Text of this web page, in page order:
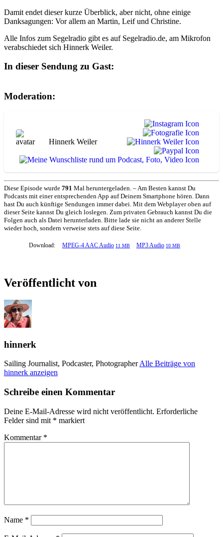
Damit endet dieser kurze Überblick, aber nicht, ohne einige
Danksagungen: Vor allem an Martin, Leif und Christine.
Alle Infos zum Segelradio gibt es auf Segelradio.de, am Mikrofon
verabschiedet sich Hinnerk Weiler.
In dieser Sendung zu Gast:
Moderation:
Hinnerk Weiler
Diese Episode wurde 791 Mal heruntergeladen. – Am Besten kannst Du
Podcasts mit einer entsprechenden App auf Deinem Smartphone hören. Dann
hast Du auch künftige Sendungen immer dabei. Mit dem Webplayer oben auf
dieser Seite kannst Du gleich loslegen. Zum privaten Gebrauch kannst Du die
Folgen auch als Datei herunterladen. Bitte lade sie nicht an anderer Stelle
wieder hoch, sondern verweise stets auf diese Seite.
Download: MPEG-4 AAC Audio 11 MB MP3 Audio 10 MB
Veröffentlicht von
hinnerk
Sailing Journalist, Podcaster, PhotographerAlle Beiträge von
hinnerk anzeigen
Schreibe einen Kommentar
Deine E-Mail-Adresse wird nicht veröffentlicht. Erforderliche
Felder sind mit * markiert
Kommentar *
Name *